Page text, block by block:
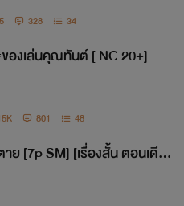
328 34
องเล่นคุณทันต์ [ NC 20+]
801 48
ย [7p SM] [เรื่องสั้น ตอนเดีย